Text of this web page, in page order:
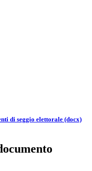
di seggio elettorale (docx)